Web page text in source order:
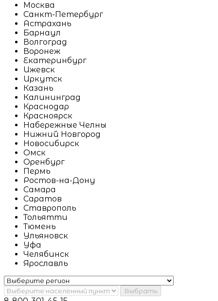
Москва
Санкт-Петербург
Астрахань
Барнаул
Волгоград
Воронеж
Екатеринбург
Ижевск
Иркутск
Казань
Калининград
Краснодар
Красноярск
Набережные Челны
Нижний Новгород
Новосибирск
Омск
Оренбург
Пермь
Ростов-на-Дону
Самара
Саратов
Ставрополь
Тольятти
Тюмень
Ульяновск
Уфа
Челябинск
Ярославль
Выбрать